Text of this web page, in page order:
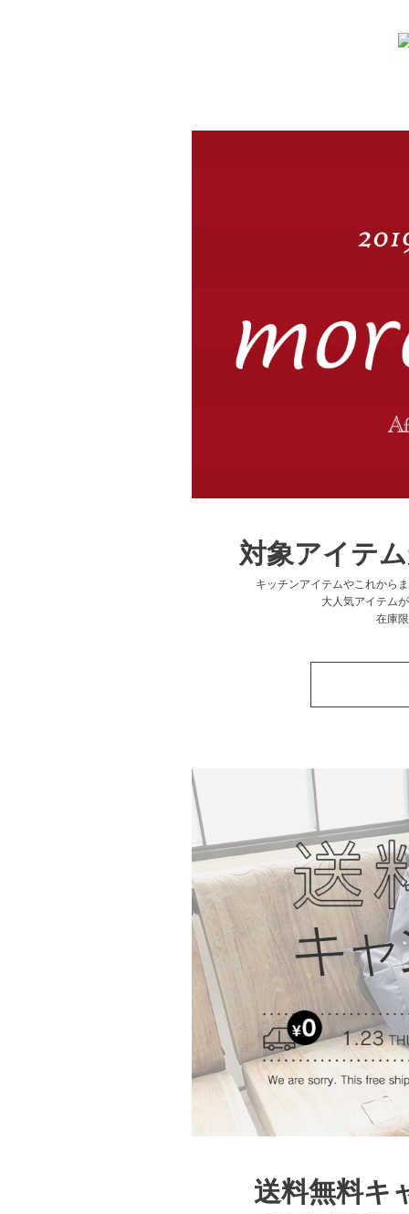
対象アイテ
キッチンアイテムやこれから
大人気アイテム
在庫
送料無料キ